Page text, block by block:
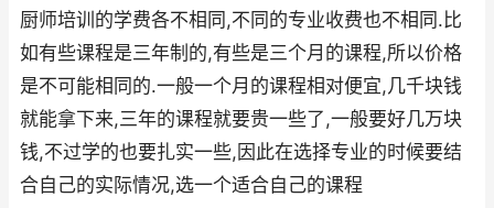
厨师培训的学费各不相同,不同的专业收费也不相同.比
如有些课程是三年制的,有些是三个月的课程,所以价格
是不可能相同的.一般一个月的课程相对便宜,几千块钱
就能拿下来,三年的课程就要贵一些了,一般要好几万块
钱,不过学的也要扎实一些,因此在选择专业的时候要结
合自己的实际情况,选一个适合自己的课程